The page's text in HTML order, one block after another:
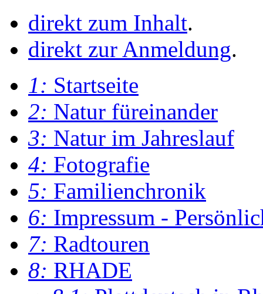
direkt zum Inhalt.
direkt zur Anmeldung.
1: Startseite
2: Natur füreinander
3: Natur im Jahreslauf
4: Fotografie
5: Familienchronik
6: Impressum -
7: Radtouren
8: RHADE